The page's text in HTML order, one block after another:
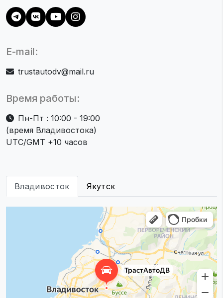
Время работы:
Пн-Пт : 10:00 - 19:00
(время Владивостока)
UTC/GMT +10 часов
E-mail:
trustautodv@mail.ru
Владивосток Якутск